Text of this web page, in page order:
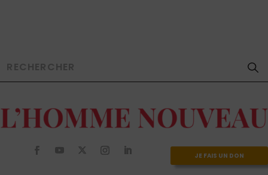
JE FAIS UN DON